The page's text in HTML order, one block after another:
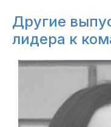
Другие
лидера к